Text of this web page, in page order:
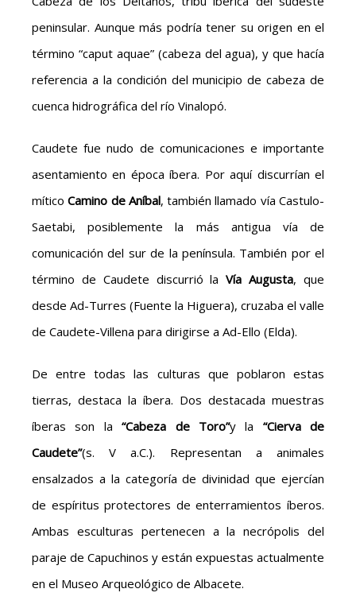
peninsular. Aunque más podría tener su origen en el
término “caput aquae” (cabeza del agua), y que hacía
referencia a la condición del municipio de cabeza de
cuenca hidrográfica del río Vinalopó.
Caudete fue nudo de comunicaciones e importante
asentamiento en época íbera. Por aquí discurrían el
míticoCamino de Aníbal, también llamado vía Castulo-
Saetabi, posiblemente la más antigua vía de
comunicación del sur de la península. También por el
término de Caudete discurrió laVía Augusta, que
desde Ad-Turres (Fuente la Higuera), cruzaba el valle
de Caudete-Villena para dirigirse a Ad-Ello (Elda).
De entre todas las culturas que poblaron estas
tierras, destaca la íbera. Dos destacada muestras
íberas son la“Cabeza de Toro”y la “Cierva de
Caudete”(s. V a.C.). Representan a animales
ensalzados a la categoría de divinidad que ejercían
de espíritus protectores de enterramientos íberos.
Ambas esculturas pertenecen a la necrópolis del
paraje de Capuchinos y están expuestas actualmente
en el Museo Arqueológico de Albacete.